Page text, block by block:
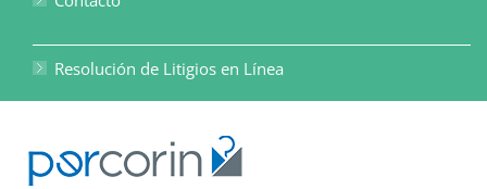
Resolución de Litigios en Línea